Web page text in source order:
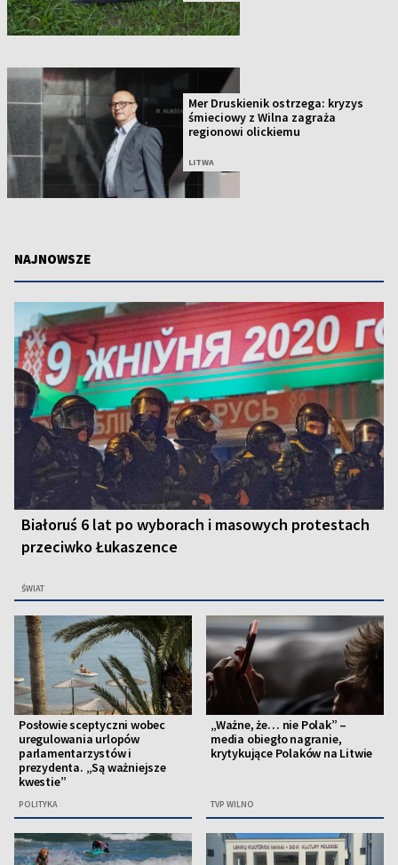
Mer Druskienik ostrzega: kryzys
śmieciowy z Wilna zagraża
regionowi olickiemu
LITWA
NAJNOWSZE
Białoruś 6 lat po wyborach i masowych protestach
przeciwko Łukaszence
ŚWIAT
Posłowie sceptyczni wobec
uregulowania urlopów
parlamentarzystów i
prezydenta. „Są ważniejsze
kwestie”
POLITYKA
„Ważne, że… nie Polak” –
media obiegło nagranie,
krytykujące Polaków na Litwie
TVP WILNO